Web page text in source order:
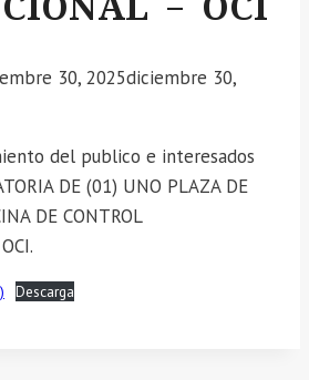
30, 2025diciembre 30,
del publico e interesados
DE (01) UNO PLAZA DE
DE CONTROL
Descarga